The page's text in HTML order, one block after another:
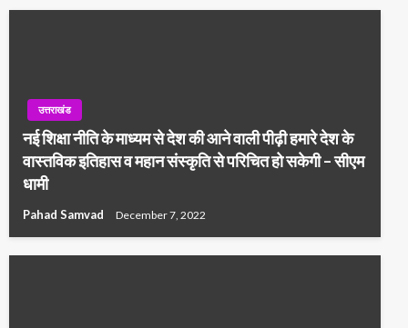
उत्तराखंड
नई शिक्षा नीति के माध्यम से देश की आने वाली पीढ़ी हमारे देश के
वास्तविक इतिहास व महान संस्कृति से परिचित हो सकेगी – सीएम
धामी
Pahad Samvad December 7, 2022